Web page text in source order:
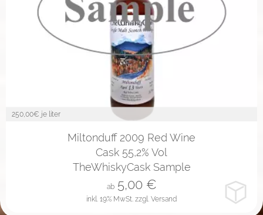
250,00€ je liter
Miltonduff 2009 Red Wine
Cask 55,2% Vol
TheWhiskyCask Sample
inkl. 19% MwSt. zzgl. Versand
ab 5,00€